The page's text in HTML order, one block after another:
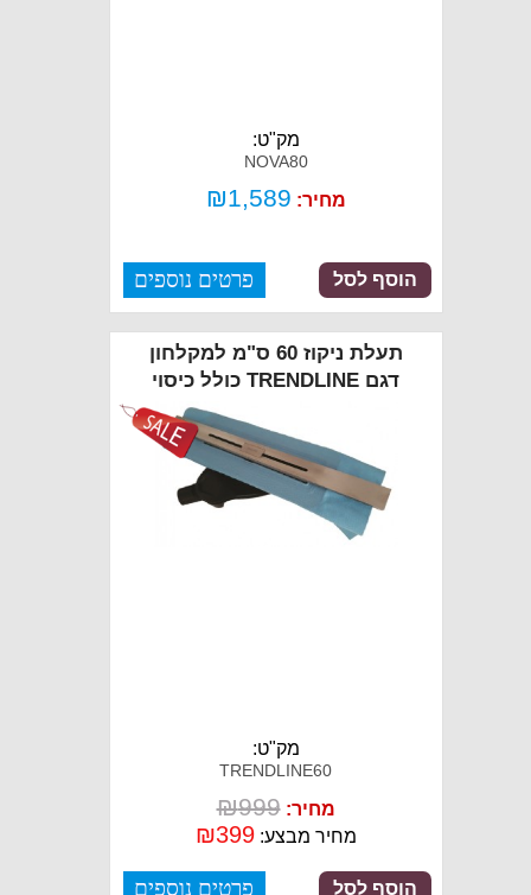
מק"ט:
NOVA80
מחיר: ₪1,589
פרטים נוספים הוסף לסל
תעלת ניקוז 60 ס"מ למקלחון
דגם TRENDLINE כולל כיסוי
מק"ט:
TRENDLINE60
מחיר: ₪999
מחיר מבצע: ₪399
פרטים נוספים הוסף לסל